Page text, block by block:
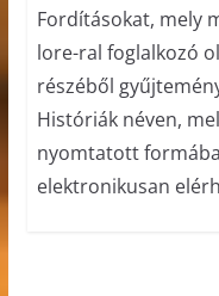
Fordításokat, mely
lore-ral foglalkozó
részéből
Históriák néven,
nyomtatott
elektronikusan